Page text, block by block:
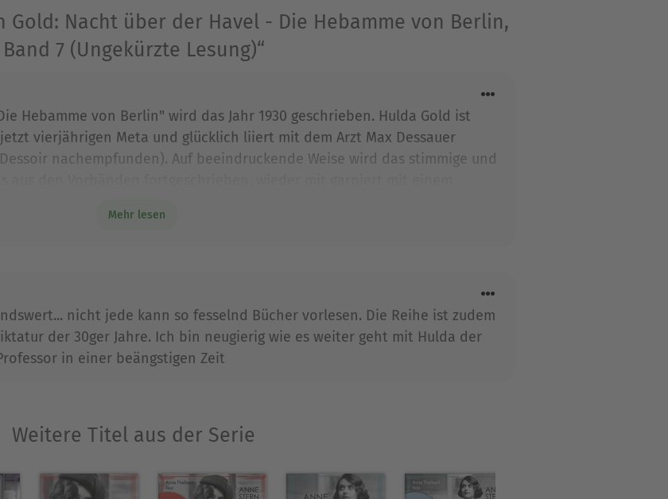
promovierte Germanistin und Schriftstellerin. Sie lebt mit ihrer
Berliner Hebamme »Fräulein Gold« wurden zu SPIEGEL-Bestsellern.
im Aufbau Taschenbuch erschienen, dreht sich um die
Gold: Nacht über der Havel - Die Hebamme von Berlin,
Band 7 (Ungekürzte Lesung)“
Hebamme von Berlin" wird das Jahr 1930 geschrieben. Hulda Gold ist
vierjährigen Meta und glücklich liiert mit dem Arzt Max Dessauer
nachempfunden). Auf beeindruckende Weise wird das stimmige und
Hörbuchfassung.
Mehr lesen
nicht jede kann so fesselnd Bücher vorlesen. Die Reihe ist zudem
der 30ger Jahre. Ich bin neugierig wie es weiter geht mit Hulda der
in einer beängstigen Zeit
Weitere Titel aus der Serie